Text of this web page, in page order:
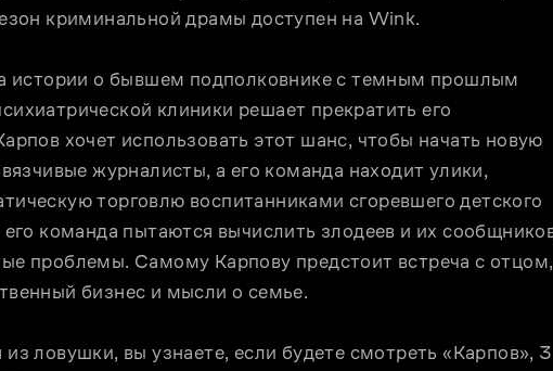
криминальной драмы доступен на Wink.
истории о бывшем подполковнике с темным прошлым
клиники решает прекратить его
хочет использовать этот шанс, чтобы начать новую
журналисты, а его команда находит улики,
торговлю воспитанниками сгоревшего детского
команда пытаются вычислить злодеев и их
проблемы. Самому Карпову предстоит встреча с отцом,
бизнес и мысли о семье.
ловушки, вы узнаете, если будете смотреть «Карпов», 3